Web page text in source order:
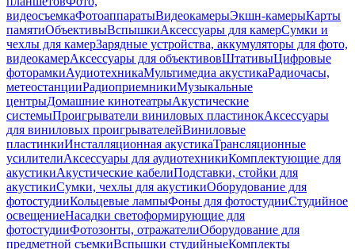
видеосъемкаФотоаппаратыВидеокамерыЭкшн-камерыКарты
памятиОбъективыВспышкиАксессуары для камерСумки и
чехлы для камерЗарядные устройства, аккумуляторы для фото,
видеокамерАксессуары для объективовШтативыЦифровые
фоторамкиАудиотехникаМультимедиа акустикаРадиочасы,
метеостанцииРадиоприемникиМузыкальные
центрыДомашние кинотеатрыАкустические
системыПроигрыватели виниловых пластинокАксессуары
для виниловых проигрывателейВиниловые
пластинкиИнсталляционная акустикаТрансляционные
усилителиАксессуары для аудиотехникиКомплектующие для
акустикиАкустические кабелиПодставки, стойки для
акустикиСумки, чехлы для акустикиОборудование для
фотостудииКольцевые лампыФоны для фотостудииСтудийное
освещениеНасадки светоформирующие для
фотостудииФотозонты, отражателиОборудование для
предметной съемкиВспышки студийныеКомплекты